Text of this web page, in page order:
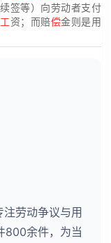
签等）向劳动者支付
工资；而赔偿金则是用
注劳动争议与用
800余件，为当